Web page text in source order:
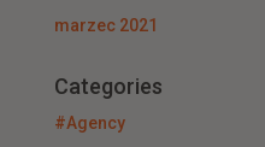
marzec 2021
Categories
#Agency